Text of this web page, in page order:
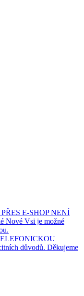
E-SHOP NENÍ
Nové Vsi je možné
důvodů. Děkujeme